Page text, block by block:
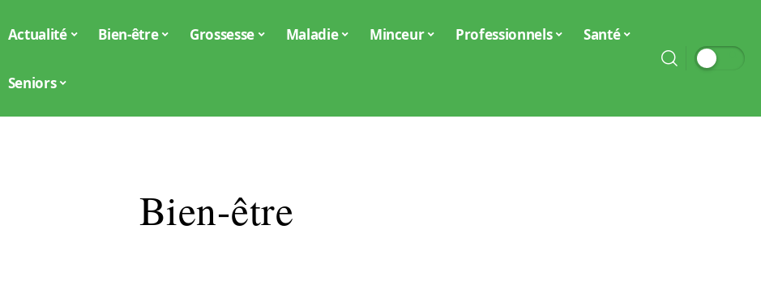
Actualité Bien-être Grossesse Maladie Minceur Professionnels Santé
Seniors
Bien-être